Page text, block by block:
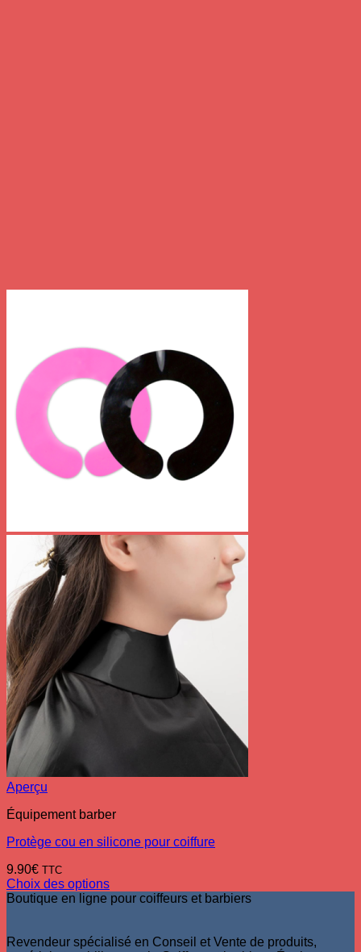
Aperçu
Équipement barber
Protège cou en silicone pour coiffure
9.90€ TTC
Choix des options
Ce
plusieurs
Boutique en ligne pour coiffeurs et barbiers
Revendeur spécialisé en Conseil et Vente de produits,